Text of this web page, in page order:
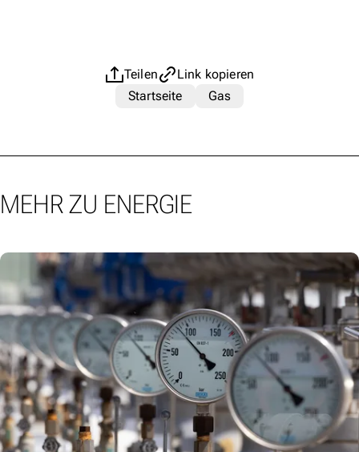
Teilen
Link kopieren
Startseite
Gas
MEHR ZU ENERGIE